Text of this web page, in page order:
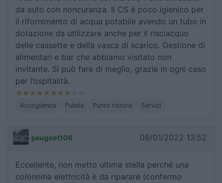
da auto con noncuranza. Il CS è poco igienico per
il rifornimento di acqua potabile avendo un tubo in
dotazione da utilizzare anche per il risciacquo
delle cassette e della vasca di scarico. Gestione di
alimentari e bar che abbiamo visitato non
invitante. Si può fare di meglio, grazie in ogni caso
per l’ospitalità.
Accoglienza Pulizia Punto ristoro Servizi
peugeot106 08/01/2022 13:52
Eccellente, non metto ultima stella perché una
colonnina elettricità è da riparare (confermo